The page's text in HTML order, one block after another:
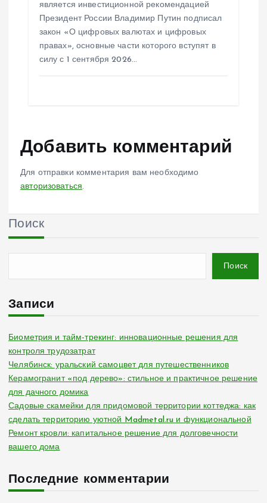
является инвестиционной рекомендацией
Президент России Владимир Путин подписал
закон «О цифровых валютах и цифровых
правах», основные части которого вступят в
силу с 1 сентября 2026…
Добавить комментарий
Для отправки комментария вам необходимо
авторизоваться.
Поиск
Поиск
Записи
Биометрия и тайм-трекинг: инновационные решения для
контроля трудозатрат
Челябинск: уральский самоцвет для путешественников
Керамогранит «под дерево»: стильное и практичное решение
для дачного домика
Садовые скамейки для придомовой территории коттеджа: как
сделать территорию уютной Madmetal.ru и функциональной
Ремонт кровли: капитальное решение для долговечности
вашего дома
Последние комментарии